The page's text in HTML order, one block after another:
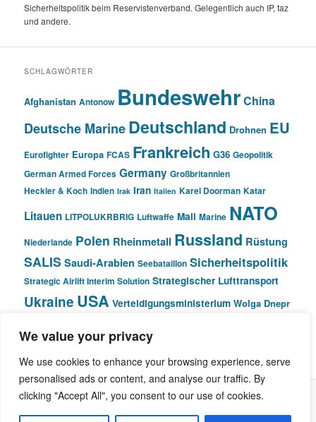
We value your privacy
We use cookies to enhance your browsing experience, serve
personalised ads or content, and analyse our traffic. By
clicking "Accept All", you consent to our use of cookies.
Sicherheitspolitik beim Reservistenverband. Gelegentlich auch IP, taz
und andere.
SCHLAGWÖRTER
Afghanistan Antonow BundeswehrChina
Deutsche MarineDeutschland Drohnen EU
Eurofighter Europa FCAS Frankreich G36 Geopolitik
German Armed Forces Germany Großbritannien
Heckler & Koch Indien Irak Iran Italien Karel Doorman Katar
Litauen LITPOLUKRBRIG Luftwaffe Mali Marine NATO
Niederlande Polen Rheinmetall Russland Rüstung
SALIS Saudi-Arabien Seebataillon Sicherheitspolitik
Strategic Airlift Interim Solution Strategischer Lufttransport
Ukraine USA Verteidigungsministerium Wolga Dnepr
© Pivot Area